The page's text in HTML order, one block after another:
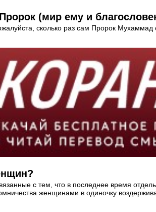
(мир ему и
сколько раз сам Пророк
с тем, что в последнее время
женщинами в одиночку